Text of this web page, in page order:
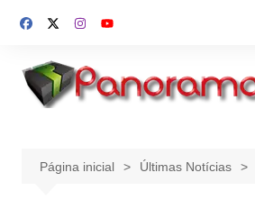
para
conteúdo
Página inicial Últimas Notícias